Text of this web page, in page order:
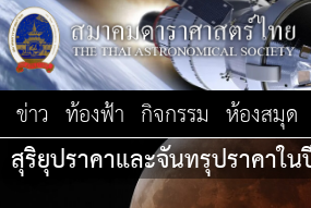
ข่าว ท้องฟ้า กิจกรรม ห้องสมุด
สุริยุปราคาและจันทรุปราคาใ